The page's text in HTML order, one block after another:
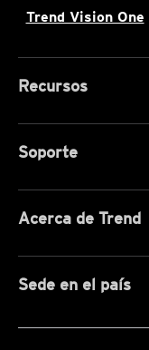
Trend Vision One
Recursos
Soporte
Acerca de Trend
Sede en el país